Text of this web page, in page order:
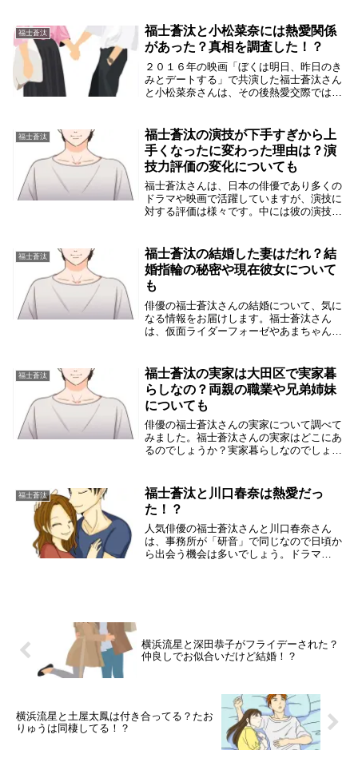
福士蒼汰
福士蒼汰と小松菜奈には熱愛関係
があった？真相を調査した！？
２０１６年の映画「ぼくは明日、昨日のき
みとデートする」で共演した福士蒼汰さん
と小松菜奈さんは、その後熱愛交際ではと
は福士蒼汰さんと小松菜奈さんの出会い
は、２０１６年...
福士蒼汰
福士蒼汰の演技が下手すぎから上
手くなったに変わった理由は？演
技力評価の変化についても
福士蒼汰さんは、日本の俳優であり多くの
ドラマや映画で活躍していますが、演技に
対する評価は様々です。中には彼の演技に
彼の演技がうまくなったと言われる理由、
そして彼の演...
福士蒼汰
福士蒼汰の結婚した妻はだれ？結
婚指輪の秘密や現在彼女について
も
俳優の福士蒼汰さんの結婚について、気に
なる情報をお届けします。福士蒼汰さん
は、仮面ライダーフォーゼやあまちゃんな
婚に関する噂や真相を、徹底的に調べてみ
ました。福士蒼...
福士蒼汰
福士蒼汰の実家は大田区で実家暮
らしなの？両親の職業や兄弟姉妹
についても
俳優の福士蒼汰さんの実家について調べて
みました。福士蒼汰さんの実家はどこにあ
るのでしょうか？実家暮らしなのでしょう
ついて、信頼できる情報源を参考にして調
べてみました...
福士蒼汰
福士蒼汰と川口春奈は熱愛だっ
た！？
人気俳優の福士蒼汰さんと川口春奈さん
は、事務所が「研音」で同じなので日頃か
ら出会う機会は多いでしょう。ドラマ
横浜流星と深田恭子がフライデーされた？
仲良しでお似合いだけど結婚！？
横浜流星と土屋太鳳は付き合ってる？たお
りゅうは同棲してる！？